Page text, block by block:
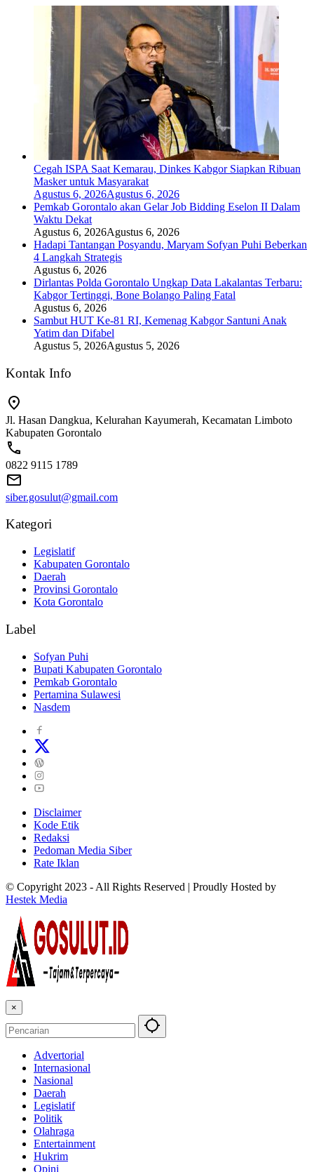
Cegah ISPA Saat Kemarau, Dinkes Kabgor Siapkan Ribuan
Masker untuk Masyarakat
Agustus 6, 2026Agustus 6, 2026
Pemkab Gorontalo akan Gelar Job Bidding Eselon II Dalam
Waktu Dekat
Agustus 6, 2026Agustus 6, 2026
Hadapi Tantangan Posyandu, Maryam Sofyan Puhi Beberkan
4 Langkah Strategis
Agustus 6, 2026
Dirlantas Polda Gorontalo Ungkap Data Lakalantas Terbaru:
Kabgor Tertinggi, Bone Bolango Paling Fatal
Agustus 6, 2026
Sambut HUT Ke-81 RI, Kemenag Kabgor Santuni Anak
Yatim dan Difabel
Agustus 5, 2026Agustus 5, 2026
Kontak Info
Jl. Hasan Dangkua, Kelurahan Kayumerah, Kecamatan Limboto
Kabupaten Gorontalo
0822 9115 1789
siber.gosulut@gmail.com
Kategori
Legislatif
Kabupaten Gorontalo
Daerah
Provinsi Gorontalo
Kota Gorontalo
Label
Sofyan Puhi
Bupati Kabupaten Gorontalo
Pemkab Gorontalo
Pertamina Sulawesi
Nasdem
Disclaimer
Kode Etik
Redaksi
Pedoman Media Siber
Rate Iklan
© Copyright 2023 - All Rights Reserved | Proudly Hosted by
Hestek Media
×
Advertorial
Internasional
Nasional
Daerah
Legislatif
Politik
Olahraga
Entertainment
Hukrim
Opini